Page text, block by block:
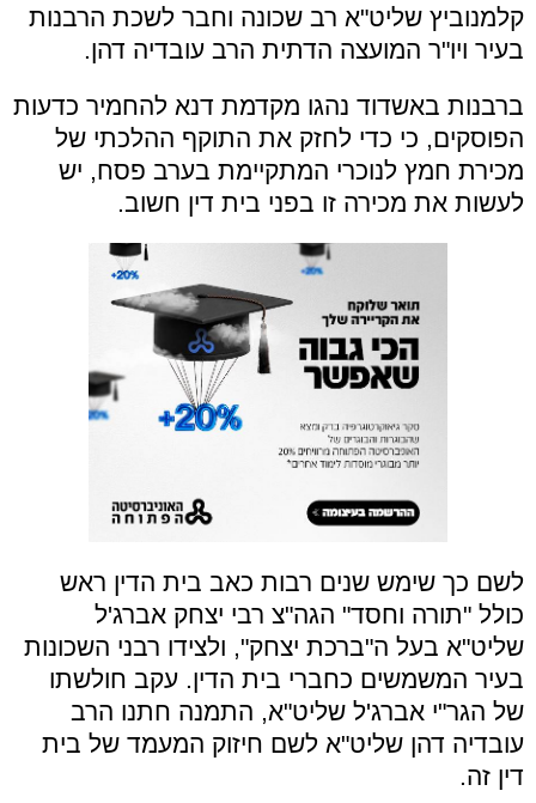
קלמנוביץ שליט"א רב שכונה וחבר לשכת הרבנות
בעיר ויו"ר המועצה הדתית הרב עובדיה דהן.
ברבנות באשדוד נהגו מקדמת דנא להחמיר כדעות
הפוסקים, כי כדי לחזק את התוקף ההלכתי של
מכירת חמץ לנוכרי המתקיימת בערב פסח, יש
לעשות את מכירה זו בפני בית דין חשוב.
לשם כך שימש שנים רבות כאב בית הדין ראש
כולל "תורה וחסד" הגה"צ רבי יצחק אברג'ל
שליט"א בעל ה"ברכת יצחק", ולצידו רבני השכונות
בעיר המשמשים כחברי בית הדין. עקב חולשתו
של הגר"י אברג'ל שליט"א, התמנה חתנו הרב
עובדיה דהן שליט"א לשם חיזוק המעמד של בית
דין זה.